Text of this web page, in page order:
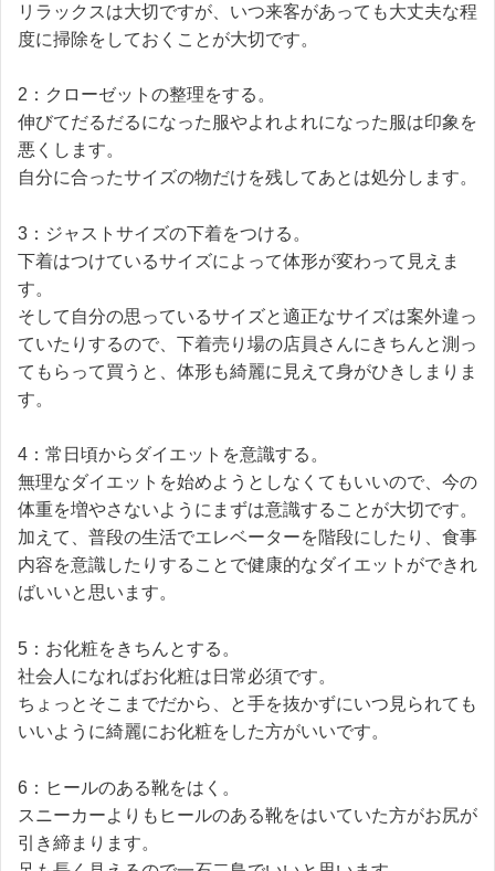
リラックスは大切ですが、いつ来客があっても大丈夫な程
度に掃除をしておくことが大切です。
2：クローゼットの整理をする。
伸びてだるだるになった服やよれよれになった服は印象を
悪くします。
自分に合ったサイズの物だけを残してあとは処分します。
3：ジャストサイズの下着をつける。
下着はつけているサイズによって体形が変わって見えま
す。
そして自分の思っているサイズと適正なサイズは案外違っ
ていたりするので、下着売り場の店員さんにきちんと測っ
てもらって買うと、体形も綺麗に見えて身がひきしまりま
す。
4：常日頃からダイエットを意識する。
無理なダイエットを始めようとしなくてもいいので、今の
体重を増やさないようにまずは意識することが大切です。
加えて、普段の生活でエレベーターを階段にしたり、食事
内容を意識したりすることで健康的なダイエットができれ
ばいいと思います。
5：お化粧をきちんとする。
社会人になればお化粧は日常必須です。
ちょっとそこまでだから、と手を抜かずにいつ見られても
いいように綺麗にお化粧をした方がいいです。
6：ヒールのある靴をはく。
スニーカーよりもヒールのある靴をはいていた方がお尻が
引き締まります。